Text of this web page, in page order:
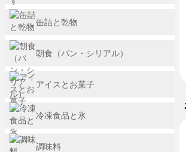
缶詰と乾物
朝食（パン・シリアル）
アイスとお菓子
冷凍食品と氷
調味料